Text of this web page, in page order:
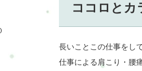
ココロとカ
長いことこの仕事をし
仕事による肩こり・腰